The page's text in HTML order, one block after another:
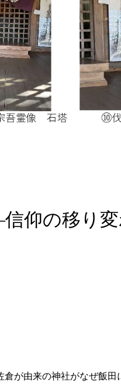
仰の移り
が由来の神社がなぜ飯田